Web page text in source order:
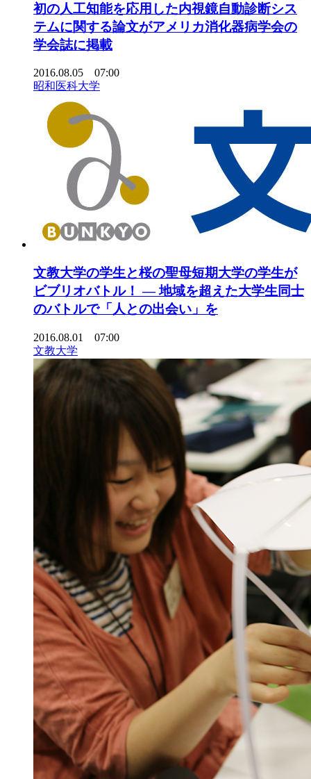
初の人工知能を応用した内視鏡自動診断シス
テムに関する論文がアメリカ消化器病学会の
学会誌に掲載
2016.08.05 07:00
昭和医科大学
文教大学の学生と桜の聖母短期大学の学生が
ビブリオバトル！ — 地域を超えた大学生同士
のバトルで「人との出会い」を
2016.08.01 07:00
文教大学